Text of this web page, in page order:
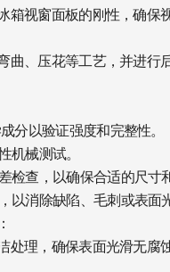
箱视窗面板的刚性，确保
曲、压花等工艺，并进行
分以验证强度和完整性。
机械测试。
检查，以确保合适的尺寸
以消除缺陷、毛刺或表面
处理，确保表面光滑无腐